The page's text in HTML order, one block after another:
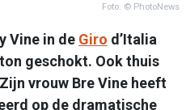
Foto: © PhotoNews
Vine in de Giro d’Italia
geschokt. Ook thuis
vrouw Bre Vine heeft
op de dramatische